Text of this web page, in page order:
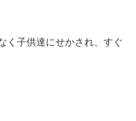
く子供達にせかされ、すぐ